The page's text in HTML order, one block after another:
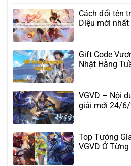
Cách đổi tên
Diệu mới nhất
Gift Code
Nhật Hằng
VGVD – Nội
giải mới 24/
Top Tướng
VGVD Ở